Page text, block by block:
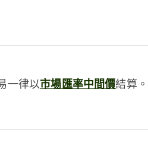
一律以市場匯率中間價結算。